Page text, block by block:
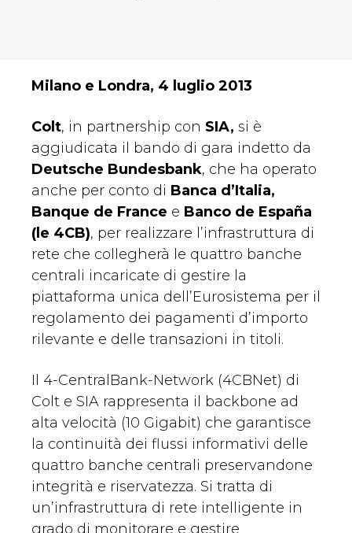
Milano e Londra, 4 luglio 2013
Colt, in partnership con SIA, si è
aggiudicata il bando di gara indetto da
Deutsche Bundesbank, che ha operato
anche per conto di Banca d’Italia,
Banque de France e Banco de España
(le 4CB), per realizzare l’infrastruttura di
rete che collegherà le quattro banche
centrali incaricate di gestire la
piattaforma unica dell’Eurosistema per il
regolamento dei pagamenti d’importo
rilevante e delle transazioni in titoli.
Il 4-CentralBank-Network (4CBNet) di
Colt e SIA rappresenta il backbone ad
alta velocità (10 Gigabit) che garantisce
la continuità dei flussi informativi delle
quattro banche centrali preservandone
integrità e riservatezza. Si tratta di
un’infrastruttura di rete intelligente in
grado di monitorare e gestire